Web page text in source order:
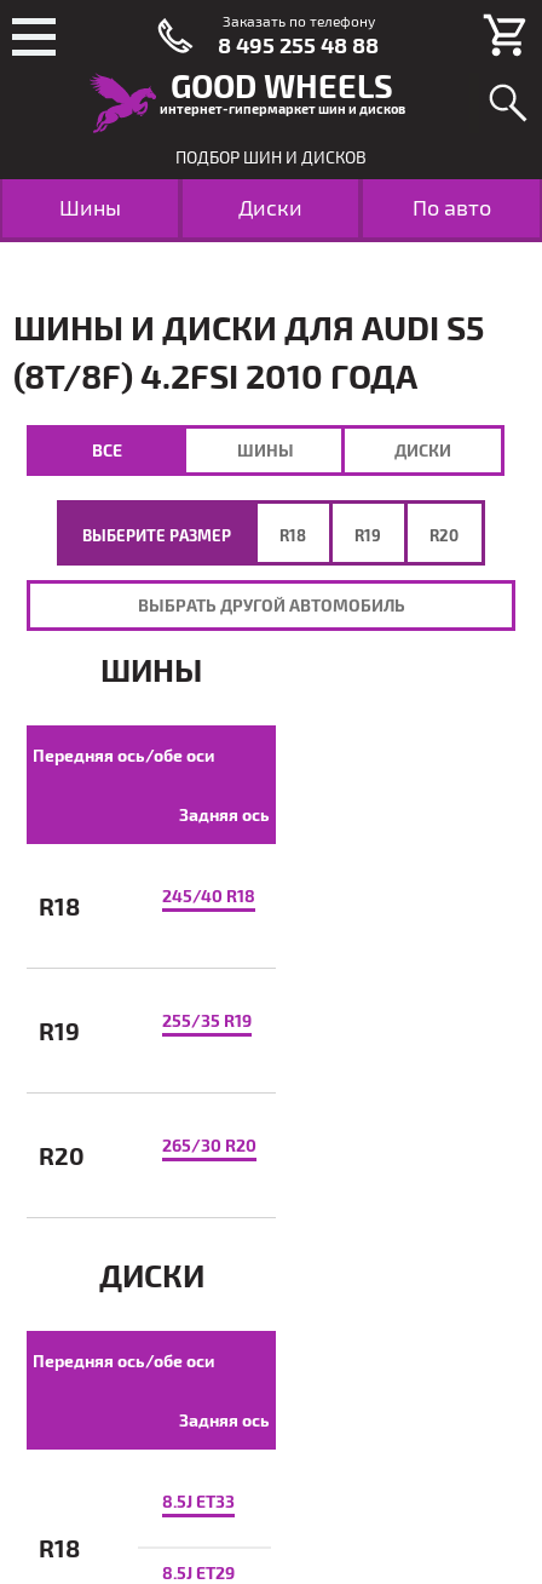
GOOD WHEELS
интернет-гипермаркет шин и дисков
ПОДБОР ШИН И ДИСКОВ
Шины Диски По авто
ШИНЫ И ДИСКИ ДЛЯ AUDI S5
(8T/8F) 4.2FSI 2010 ГОДА
ВЫБЕРИТЕ РАЗМЕР R18 R19 R20
ВЫБРАТЬ ДРУГОЙ АВТОМОБИЛЬ
ВСЕ ШИНЫ ДИСКИ
ШИНЫ
Передняя ось/обе оси
Задняя ось
R18 245/40 R18
R19 255/35 R19
R20 265/30 R20
ДИСКИ
Передняя ось/обе оси
Задняя ось
R18
8.5J ET33
8.5J ET29
Заказать по телефону
8 495 255 48 88